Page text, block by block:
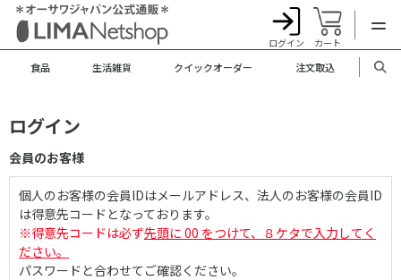
ログイン カート
食品 生活雑貨 クイックオーダー 注文取込
ログイン
会員のお客様
個人のお客様の会員IDはメールアドレス、法人のお客様の会員ID
は得意先コードとなっております。
※得意先コードは必ず先頭に 00 をつけて、８ケタで入力してく
ださい。
パスワードと合わせてご確認ください。